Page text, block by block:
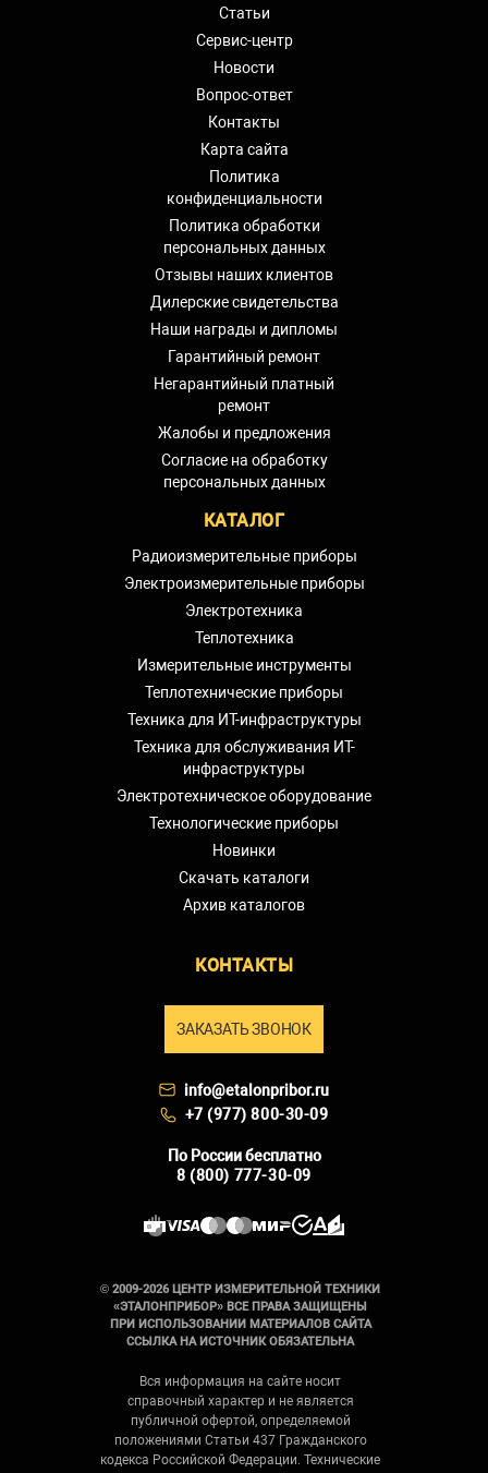
Статьи
Сервис-центр
Новости
Вопрос-ответ
Контакты
Карта сайта
Политика
конфиденциальности
Политика обработки
персональных данных
Отзывы наших клиентов
Дилерские свидетельства
Наши награды и дипломы
Гарантийный ремонт
Негарантийный платный
ремонт
Жалобы и предложения
Согласие на обработку
персональных данных
КАТАЛОГ
Радиоизмерительные приборы
Электроизмерительные приборы
Электротехника
Теплотехника
Измерительные инструменты
Теплотехнические приборы
Техника для ИТ-инфраструктуры
Техника для обслуживания ИТ-
инфраструктуры
Электротехническое оборудование
Технологические приборы
Новинки
Скачать каталоги
Архив каталогов
КОНТАКТЫ
ЗАКАЗАТЬ ЗВОНОК
info@etalonpribor.ru
+7 (977) 800-30-09
По России бесплатно
8 (800) 777-30-09
© 2009-2026 ЦЕНТР ИЗМЕРИТЕЛЬНОЙ ТЕХНИКИ
«ЭТАЛОНПРИБОР» ВСЕ ПРАВА ЗАЩИЩЕНЫ
ПРИ ИСПОЛЬЗОВАНИИ МАТЕРИАЛОВ САЙТА
ССЫЛКА НА ИСТОЧНИК ОБЯЗАТЕЛЬНА
Вся информация на сайте носит
справочный характер и не является
публичной офертой, определяемой
положениями Статьи 437 Гражданского
кодекса Российской Федерации. Технические